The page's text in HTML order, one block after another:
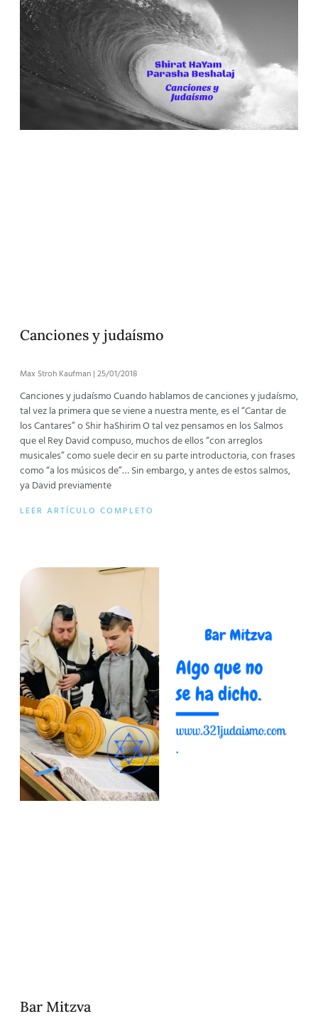
Canciones y judaísmo
Max Stroh Kaufman 25/01/2018
Canciones y judaísmo Cuando hablamos de canciones y judaísmo,
tal vez la primera que se viene a nuestra mente, es el “Cantar de
los Cantares” o Shir haShirim O tal vez pensamos en los Salmos
que el Rey David compuso, muchos de ellos “con arreglos
musicales” como suele decir en su parte introductoria, con frases
como “a los músicos de”… Sin embargo, y antes de estos salmos,
ya David previamente
LEER ARTÍCULO COMPLETO
Bar Mitzva